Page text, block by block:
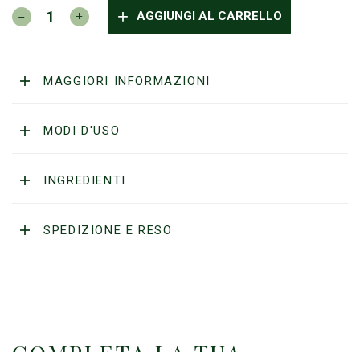
YAQI
TUXEDO
AGGIUNGI AL CARRELLO
MAGGIORI INFORMAZIONI
MODI D'USO
INGREDIENTI
SPEDIZIONE E RESO